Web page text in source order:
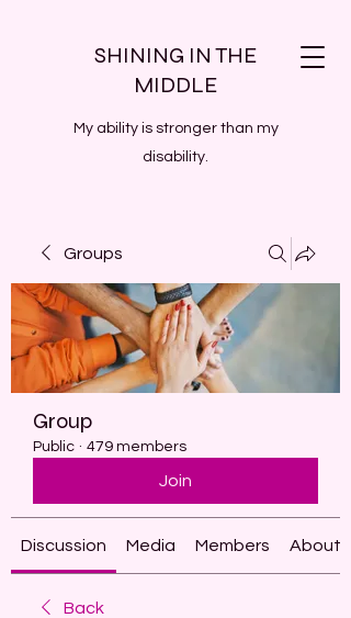
SHINING IN THE
MIDDLE
My ability is stronger than my
disability.
Groups
Group
Public · 479 members
Join
Discussion Media Members About
Back